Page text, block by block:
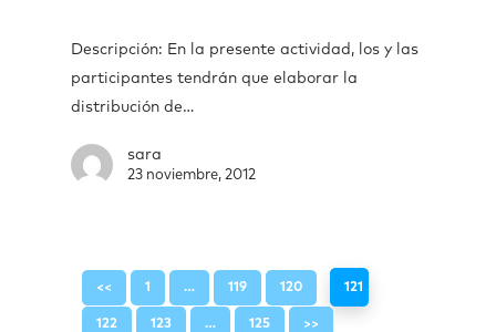
Descripción: En la presente actividad, los y las
participantes tendrán que elaborar la
distribución de…
sara
23 noviembre, 2012
<< 1 … 119 120 121
122 123 … 125 >>